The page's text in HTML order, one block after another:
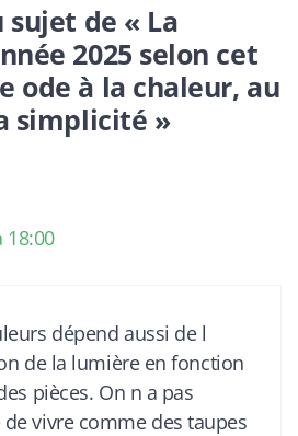
de « La
2025 selon cet
ode à la chaleur, au
simplicité »
18:00
dépend aussi de l
de la lumière en fonction
pièces. On n a pas
vivre comme des taupes